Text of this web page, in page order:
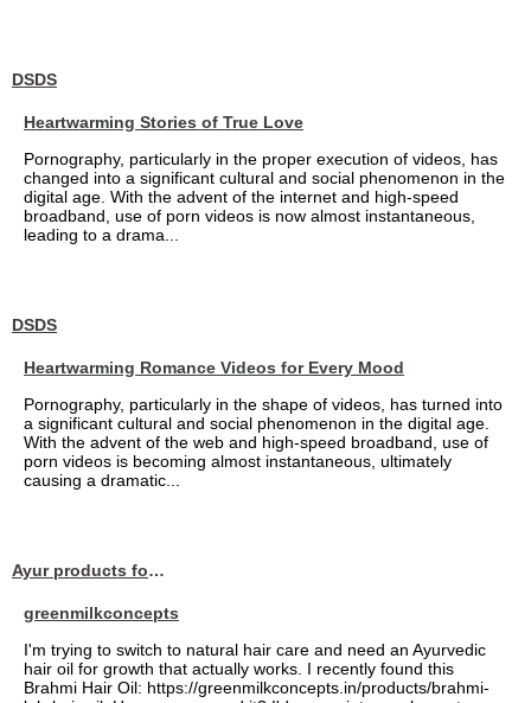
DSDS
Heartwarming Stories of True Love
Pornography, particularly in the proper execution of videos, has
changed into a significant cultural and social phenomenon in the
digital age. With the advent of the internet and high-speed
broadband, use of porn videos is now almost instantaneous,
leading to a drama...
DSDS
Heartwarming Romance Videos for Every Mood
Pornography, particularly in the shape of videos, has turned into
a significant cultural and social phenomenon in the digital age.
With the advent of the web and high-speed broadband, use of
porn videos is becoming almost instantaneous, ultimately
causing a dramatic...
Ayur products for hair
greenmilkconcepts
I'm trying to switch to natural hair care and need an Ayurvedic
hair oil for growth that actually works. I recently found this
Brahmi Hair Oil: https://greenmilkconcepts.in/products/brahmi-